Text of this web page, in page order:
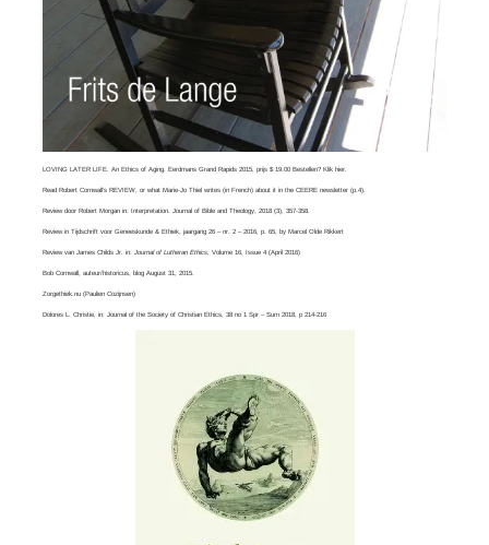
LOVING LATER LIFE. An Ethics of Aging. Eerdmans Grand Rapids 2015, prijs $ 19.00 Bestellen? Klikhier
ReadRobert Cornwall’s REVIEW , or whatMarie-Jo Thiel writes (in French) about it in the CEERE newsletter (p.4).
Review door Robert Morgan in:Interpretation. Journal of Bible and Theology , 2018 (3), 357-358.
Review in Tijdschrift voor Geneeskunde & Ethiek, jaargang 26 – nr. 2 – 2016, p. 65, byMarcel Olde Rikkert
Review van James Childs Jr . in: Journal of Lutheran Ethics,Volume 16, Issue 4​ (April 2016)
Bob Cornwall , auteur/historicus, blog August 31, 2015.
Zorgethiek.nu (Paulien Cozijnsen)
Dolores L. Christie, in: Journal of the Society of Christian Ethics , 38 no 1 Spr – Sum 2018, p 214-216